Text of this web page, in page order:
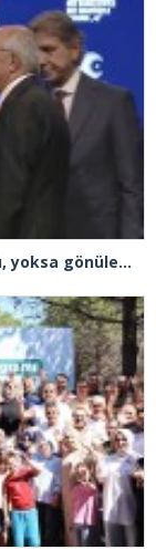
AK Parti rozeti sadece yakaya mı takıldı, yoksa gönüle takılmadı mı?